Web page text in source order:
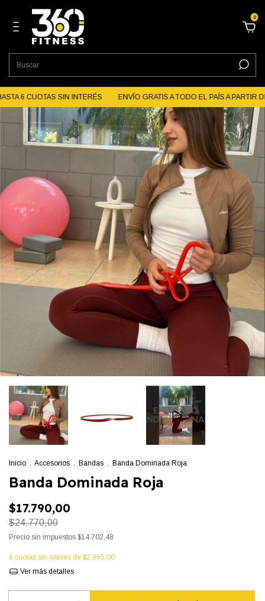
0
6 CUOTAS SIN INTERÉS ENVĪO GRATIS A TODO EL PAÍS A PARTIR DE
Inicio . Accesorios . Bandas . Banda Dominada Roja
Banda Dominada Roja
$17.790,00
$24.770,00
Precio sin impuestos $14.702,48
6 cuotas sin interés de $2.965,00
Ver más detalles